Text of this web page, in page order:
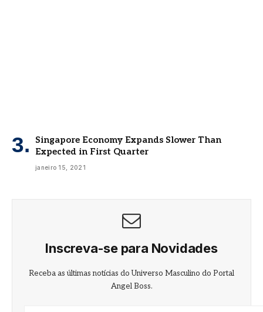
Singapore Economy Expands Slower Than
Expected in First Quarter
janeiro 15, 2021
Inscreva-se para Novidades
Receba as últimas notícias do Universo Masculino do Portal
Angel Boss.